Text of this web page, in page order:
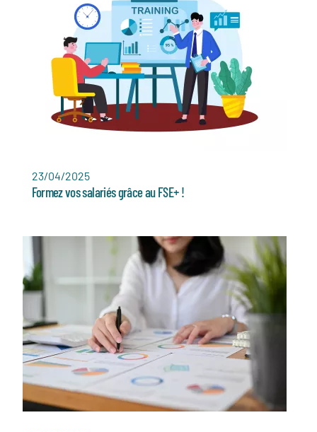
23/04/2025
Formez vos salariés grâce au FSE+ !